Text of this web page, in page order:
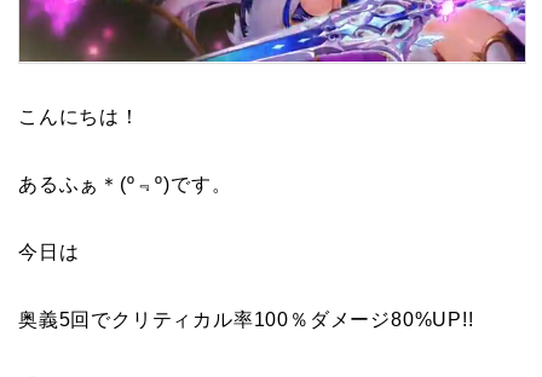
こんにちは！
あるふぁ＊(º﹃º)です。
今日は
奥義5回でクリティカル率100％ダメージ80%UP!!